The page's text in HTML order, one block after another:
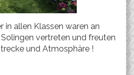
in allen Klassen waren an
vertreten und freuten
und Atmosphäre !